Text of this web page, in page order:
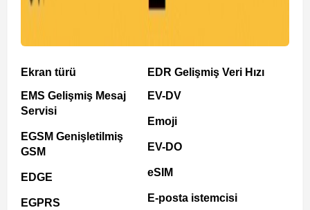
Ekran türü
EMS Gelişmiş Mesaj
Servisi
EGSM Genişletilmiş
GSM
EDGE
EGPRS
EDR Gelişmiş Veri Hızı
EV-DV
Emoji
EV-DO
eSIM
E-posta istemcisi